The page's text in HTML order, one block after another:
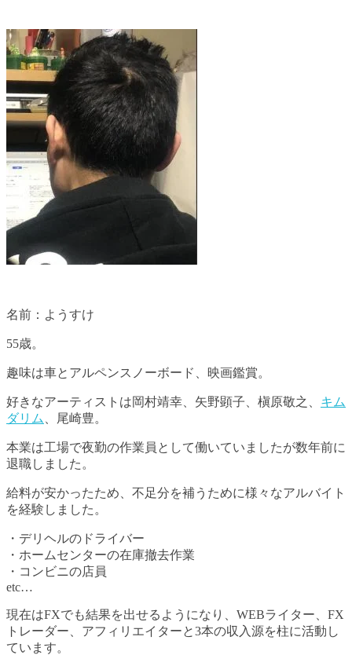
名前：ようすけ
55歳。
趣味は車とアルペンスノーボード、映画鑑賞。
好きなアーティストは岡村靖幸、矢野顕子、槇原敬之、 キム
ダリム
、尾崎豊。
本業は工場で夜勤の作業員として働いていましたが数年前に
退職しました。
給料が安かったため、不足分を補うために様々なアルバイト
を経験しました。
・デリヘルのドライバー
・ホームセンターの在庫撤去作業
・コンビニの店員
etc…
現在はFXでも結果を出せるようになり、WEBライター、FX
トレーダー、アフィリエイターと3本の収入源を柱に活動し
ています。